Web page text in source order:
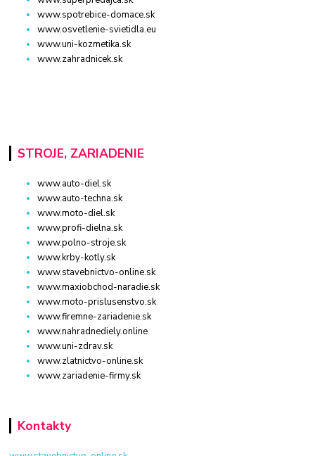
www.spotrebice-domace.sk
www.osvetlenie-svietidla.eu
www.uni-kozmetika.sk
www.zahradnicek.sk
STROJE, ZARIADENIE
www.auto-diel.sk
www.auto-techna.sk
www.moto-diel.sk
www.profi-dielna.sk
www.polno-stroje.sk
www.krby-kotly.sk
www.stavebnictvo-online.sk
www.maxiobchod-naradie.sk
www.moto-prislusenstvo.sk
www.firemne-zariadenie.sk
www.nahradnediely.online
www.uni-zdrav.sk
www.zlatnictvo-online.sk
www.zariadenie-firmy.sk
Kontakty